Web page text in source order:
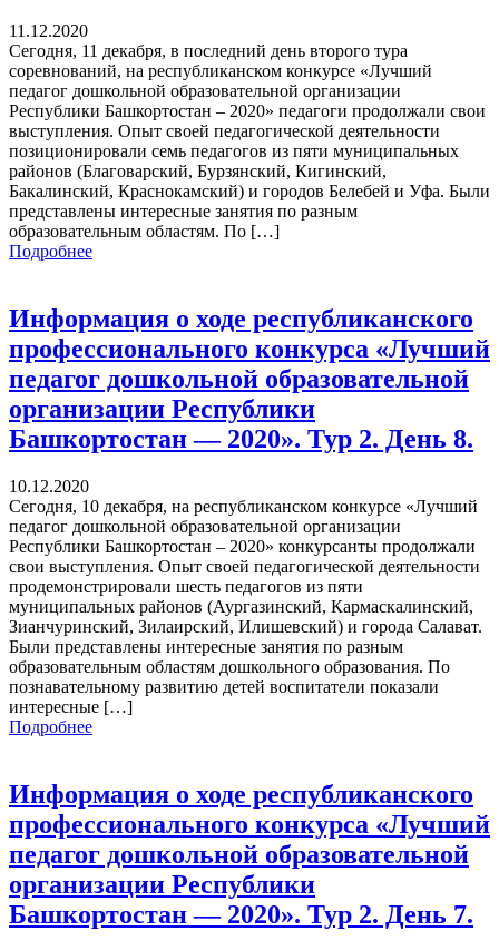
11.12.2020
Сегодня, 11 декабря, в последний день второго тура
соревнований, на республиканском конкурсе «Лучший
педагог дошкольной образовательной организации
Республики Башкортостан – 2020» педагоги продолжали свои
выступления. Опыт своей педагогической деятельности
позиционировали семь педагогов из пяти муниципальных
районов (Благоварский, Бурзянский, Кигинский,
Бакалинский, Краснокамский) и городов Белебей и Уфа. Были
представлены интересные занятия по разным
образовательным областям. По […]
Подробнее
Информация о ходе республиканского
профессионального конкурса «Лучший
педагог дошкольной образовательной
организации Республики
Башкортостан — 2020». Тур 2. День 8.
10.12.2020
Сегодня, 10 декабря, на республиканском конкурсе «Лучший
педагог дошкольной образовательной организации
Республики Башкортостан – 2020» конкурсанты продолжали
свои выступления. Опыт своей педагогической деятельности
продемонстрировали шесть педагогов из пяти
муниципальных районов (Аургазинский, Кармаскалинский,
Зианчуринский, Зилаирский, Илишевский) и города Салават.
Были представлены интересные занятия по разным
образовательным областям дошкольного образования. По
познавательному развитию детей воспитатели показали
интересные […]
Подробнее
Информация о ходе республиканского
профессионального конкурса «Лучший
педагог дошкольной образовательной
организации Республики
Башкортостан — 2020». Тур 2. День 7.